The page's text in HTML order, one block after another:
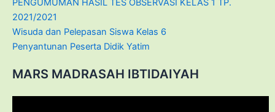
PENGUMUMAN HASIL TES OBSERVASI KELAS 1 TP.
2021/2021
Wisuda dan Pelepasan Siswa Kelas 6
Penyantunan Peserta Didik Yatim
MARS MADRASAH IBTIDAIYAH